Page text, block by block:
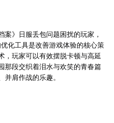
》日服丢包问题困扰的玩家，
化工具是改善游戏体验的核心策
，玩家可以有效摆脱卡顿与高延
那段交织着泪水与欢笑的青春篇
肩作战的乐趣。